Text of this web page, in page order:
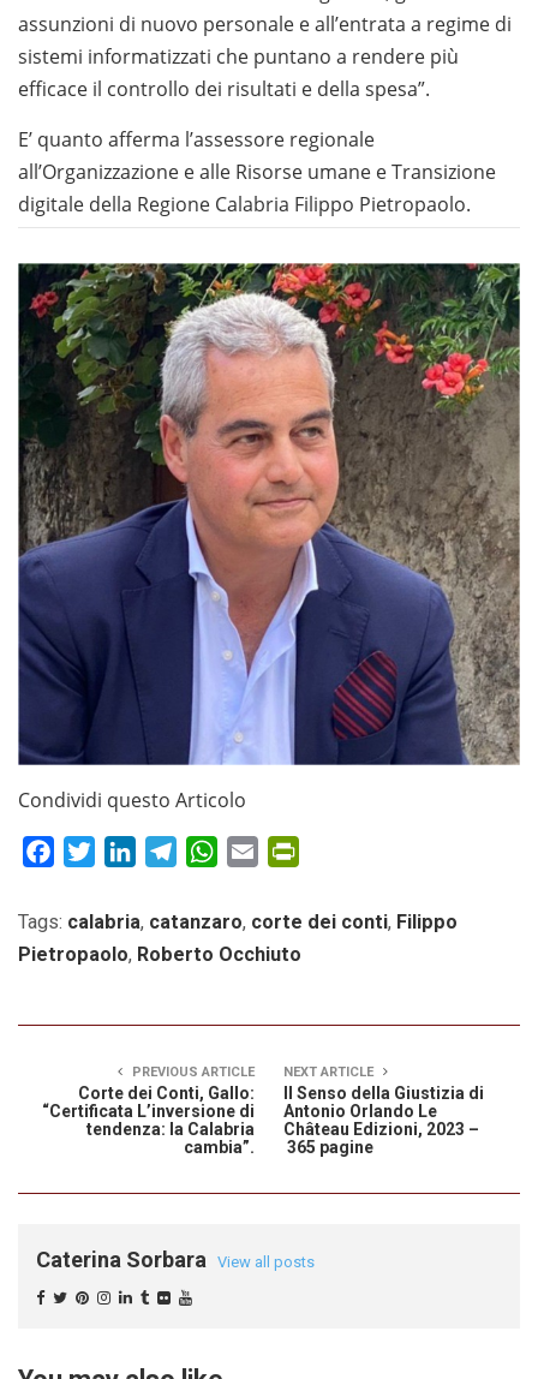
assunzioni di nuovo personale e all’entrata a regime di
sistemi informatizzati che puntano a rendere più
efficace il controllo dei risultati e della spesa”.
E’ quanto afferma l’assessore regionale
all’Organizzazione e alle Risorse umane e Transizione
digitale della Regione Calabria Filippo Pietropaolo.
Condividi questo Articolo
FacebookTwitterLinkedInTelegramWhatsApp
Email
Tags: calabria, catanzaro, corte dei conti, Filippo
Pietropaolo, Roberto Occhiuto
PREVIOUS ARTICLE
Corte dei Conti, Gallo:
“Certificata L’inversione di
tendenza: la Calabria
cambia”.
NEXT ARTICLE
Il Senso della Giustizia di
Antonio Orlando Le
Château Edizioni, 2023 –
365 pagine
Caterina Sorbara View all posts